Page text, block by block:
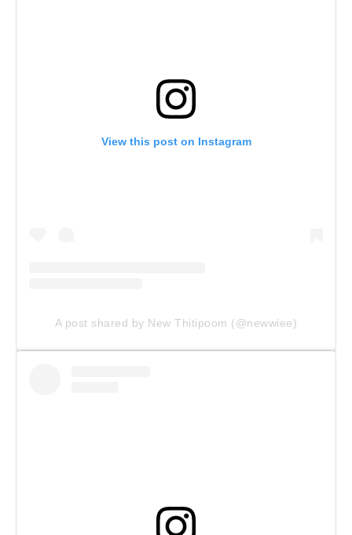
View this post on Instagram
A post shared by New Thitipoom (@newwiee)